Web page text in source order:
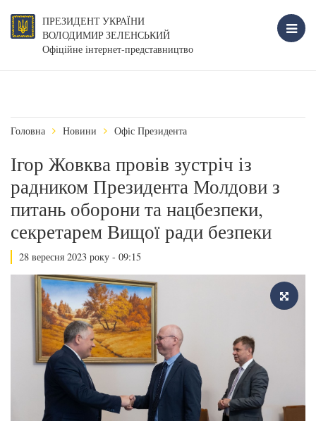
ПРЕЗИДЕНТ УКРАЇНИ
ВОЛОДИМИР ЗЕЛЕНСЬКИЙ
Офіційне інтернет-представництво
Головна Новини Офіс Президента
Ігор Жовква провів зустріч із
радником Президента Молдови з
питань оборони та нацбезпеки,
секретарем Вищої ради безпеки
28 вересня 2023 року - 09:15